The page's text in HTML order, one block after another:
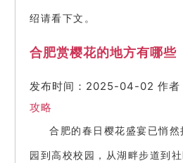
绍请看下文。
合肥赏樱花的地方有哪些
发布时间：2025-04-02 作
攻略
合肥的春日樱花盛宴已悄
园到高校校园，从湖畔步道到